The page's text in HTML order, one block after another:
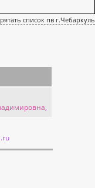
список пв г.Чебаркуль
,